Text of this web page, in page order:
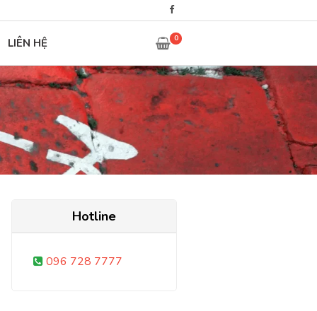
LIÊN HỆ 0
Hotline
096 728 7777